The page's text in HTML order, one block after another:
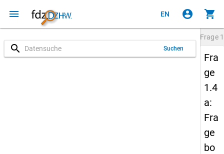
menu EN account_circle shopping_cart
search Suchen
Frage
Fra
ge
1.4
a:
Fra
ge
bo